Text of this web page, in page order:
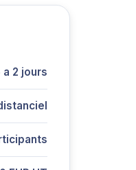
a 2 jours